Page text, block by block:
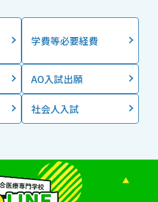
学費等必要経費
AO入試出願
社会人入試